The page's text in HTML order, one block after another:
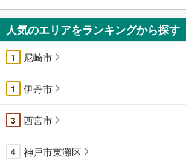
人気のエリアをランキングから探す
1 尼崎市
1 伊丹市
3 西宮市
4 神戸市東灘区